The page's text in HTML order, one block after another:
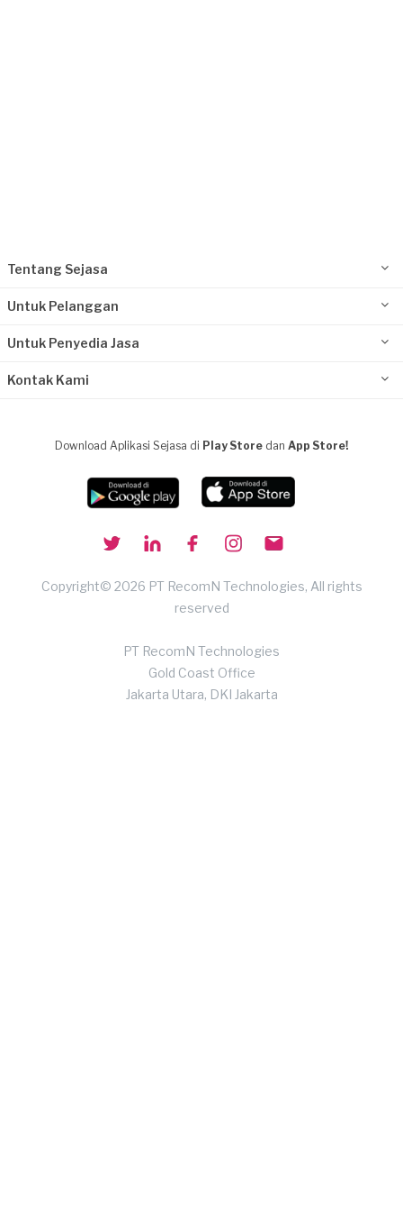
Tentang Sejasa
Untuk Pelanggan
Untuk Penyedia Jasa
Kontak Kami
Download Aplikasi Sejasa di Play Store dan App Store!
Copyright© 2026 PT RecomN Technologies, All rights
reserved
PT RecomN Technologies
Gold Coast Office
Jakarta Utara, DKI Jakarta